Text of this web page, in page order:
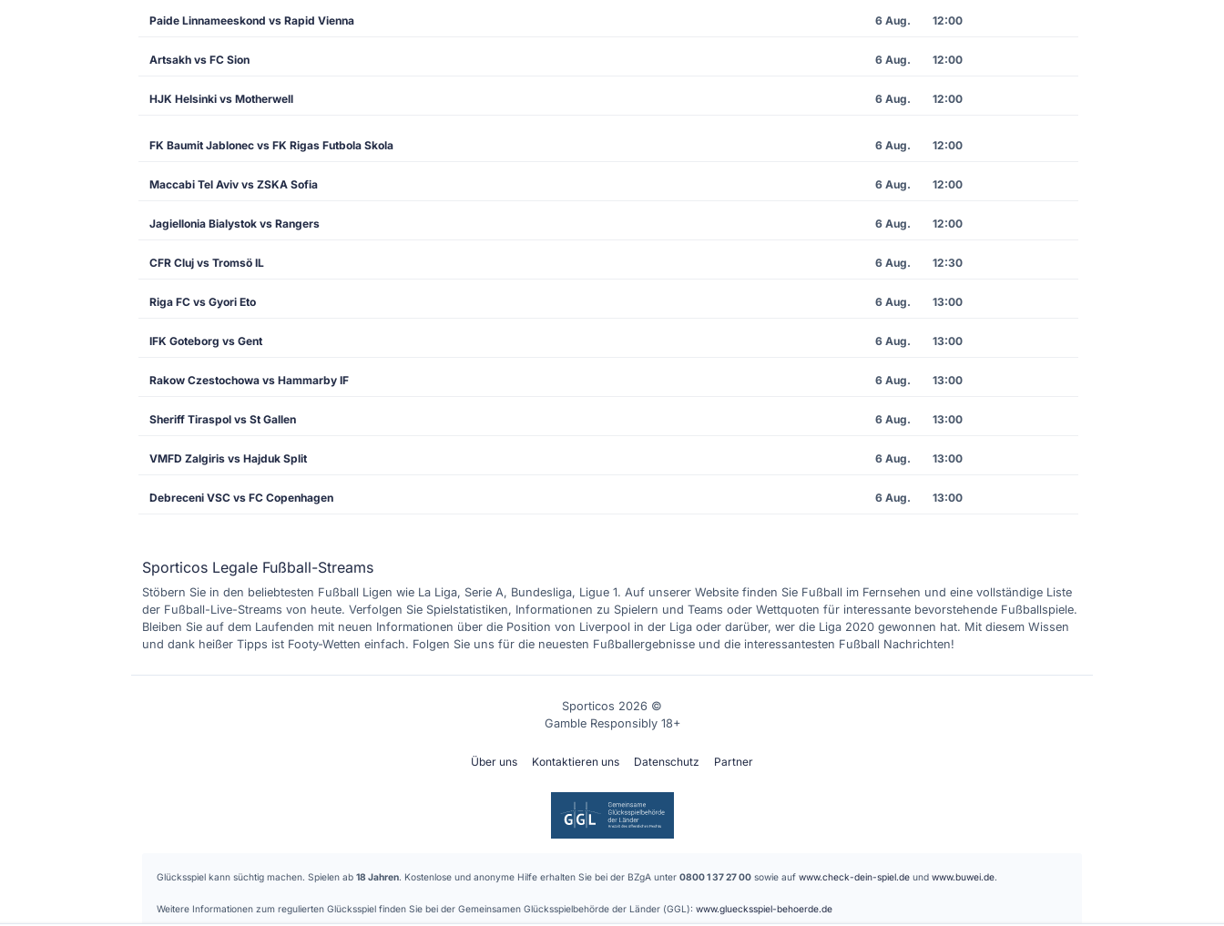
Paide Linnameeskond vs Rapid Vienna 6 Aug. 12:00
Artsakh vs FC Sion 6 Aug. 12:00
HJK Helsinki vs Motherwell 6 Aug. 12:00
FK Baumit Jablonec vs FK Rigas Futbola Skola 6 Aug. 12:00
Maccabi Tel Aviv vs ZSKA Sofia 6 Aug. 12:00
Jagiellonia Bialystok vs Rangers 6 Aug. 12:00
CFR Cluj vs Tromsö IL 6 Aug. 12:30
Riga FC vs Gyori Eto 6 Aug. 13:00
IFK Goteborg vs Gent 6 Aug. 13:00
Rakow Czestochowa vs Hammarby IF 6 Aug. 13:00
Sheriff Tiraspol vs St Gallen 6 Aug. 13:00
VMFD Zalgiris vs Hajduk Split 6 Aug. 13:00
Debreceni VSC vs FC Copenhagen 6 Aug. 13:00
Sporticos Legale Fußball-Streams
Stöbern Sie in den beliebtesten Fußball Ligen wie La Liga, Serie A, Bundesliga, Ligue 1. Auf unserer Website finden Sie Fußball im Fernsehen und eine vollständige Liste
der Fußball-Live-Streams von heute. Verfolgen Sie Spielstatistiken, Informationen zu Spielern und Teams oder Wettquoten für interessante bevorstehende Fußballspiele.
Bleiben Sie auf dem Laufenden mit neuen Informationen über die Position von Liverpool in der Liga oder darüber, wer die Liga 2020 gewonnen hat. Mit diesem Wissen
und dank heißer Tipps ist Footy-Wetten einfach. Folgen Sie uns für die neuesten Fußballergebnisse und die interessantesten Fußball Nachrichten!
Sporticos 2026 ©
Gamble Responsibly 18+
Über uns Kontaktieren uns Datenschutz Partner
Glücksspiel kann süchtig machen. Spielen ab 18 Jahren. Kostenlose und anonyme Hilfe erhalten Sie bei der BZgA unter 0800 1 37 27 00 sowie auf www.check-dein-spiel.de und www.buwei.de.
Weitere Informationen zum regulierten Glücksspiel finden Sie bei der Gemeinsamen Glücksspielbehörde der Länder (GGL): www.gluecksspiel-behoerde.de